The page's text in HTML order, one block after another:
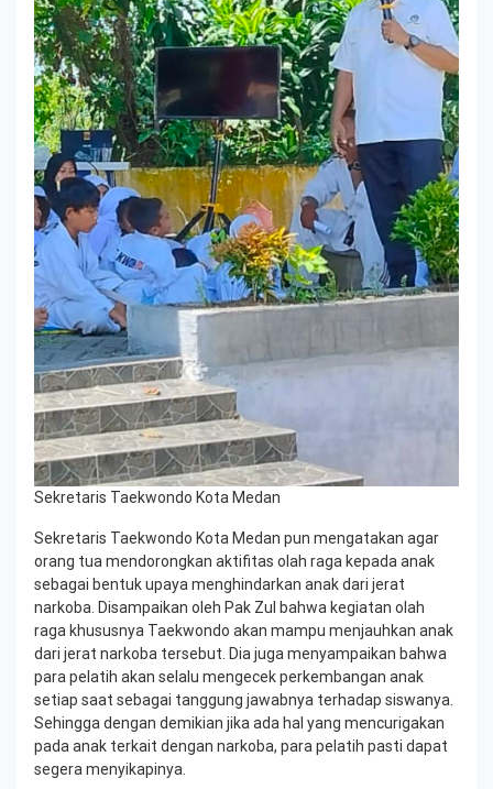
Sekretaris Taekwondo Kota Medan
Sekretaris Taekwondo Kota Medan pun mengatakan agar
orang tua mendorongkan aktifitas olah raga kepada anak
sebagai bentuk upaya menghindarkan anak dari jerat
narkoba. Disampaikan oleh Pak Zul bahwa kegiatan olah
raga khususnya Taekwondo akan mampu menjauhkan anak
dari jerat narkoba tersebut. Dia juga menyampaikan bahwa
para pelatih akan selalu mengecek perkembangan anak
setiap saat sebagai tanggung jawabnya terhadap siswanya.
Sehingga dengan demikian jika ada hal yang mencurigakan
pada anak terkait dengan narkoba, para pelatih pasti dapat
segera menyikapinya.